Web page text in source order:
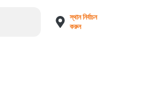
স্থান নির্বাচন
করুন